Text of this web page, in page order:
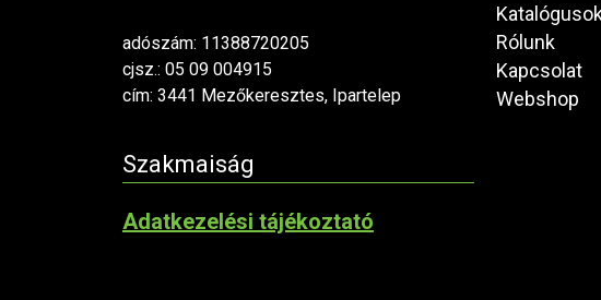
adószám: 11388720205
cjsz.: 05 09 004915
cím: 3441 Mezőkeresztes, Ipartelep
Szakmaiság
Adatkezelési tájékoztató
Rólunk
Kapcsolat
Webshop